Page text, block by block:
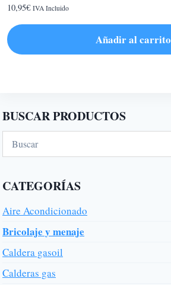
10,95€ IVA Incluido
Añadir al carrito
BUSCAR PRODUCTOS
CATEGORÍAS
Aire Acondicionado
Bricolaje y menaje
Caldera gasoil
Calderas gas